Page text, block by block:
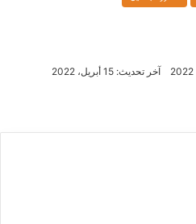
آخر تحديث: 15 أبريل، 2022